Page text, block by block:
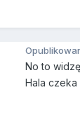
No to
Hala czeka